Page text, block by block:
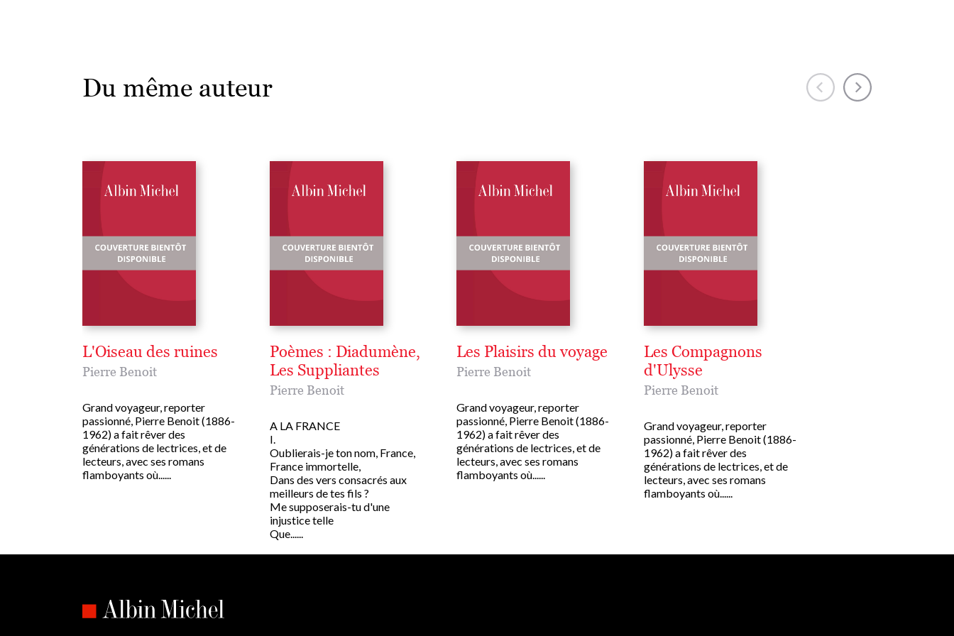
Du même auteur
L'Oiseau des ruines
Pierre Benoit
Grand voyageur, reporter
passionné, Pierre Benoit (1886-
1962) a fait rêver des
générations de lectrices, et de
lecteurs, avec ses romans
flamboyants où......
Poèmes : Diadumène,
Les Suppliantes
Pierre Benoit
A LA FRANCE
I.
Oublierais-je ton nom, France,
France immortelle,
Dans des vers consacrés aux
meilleurs de tes fils ?
Me supposerais-tu d'une
injustice telle
Que......
Les Plaisirs du voyage
Pierre Benoit
Grand voyageur, reporter
passionné, Pierre Benoit (1886-
1962) a fait rêver des
générations de lectrices, et de
lecteurs, avec ses romans
flamboyants où......
Les Compagnons
d'Ulysse
Pierre Benoit
Grand voyageur, reporter
passionné, Pierre Benoit (1886-
1962) a fait rêver des
générations de lectrices, et de
lecteurs, avec ses romans
flamboyants où......